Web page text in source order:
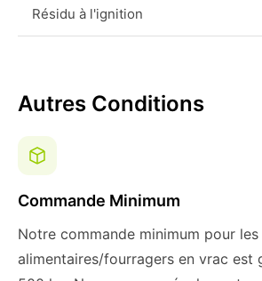
Résidu à l'ignition
Autres Conditions
Commande Minimum
Notre commande minimum pour
alimentaires/fourragers en vrac est